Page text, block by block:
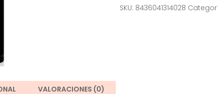
SKU: 8436041314028
VALORACIONES (0)